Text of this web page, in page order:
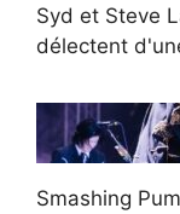
Syd et Steve
délectent
Smashing